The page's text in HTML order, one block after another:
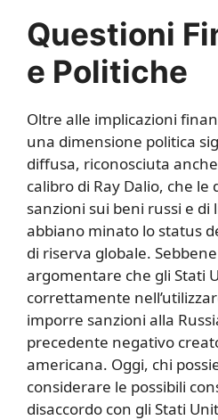
Questioni
e Politiche
Oltre alle implicazioni
una dimensione politica
diffusa, riconosciuta
calibro di Ray Dalio, che
sanzioni sui beni russi e
abbiano minato lo status
di riserva globale.
argomentare che gli Stati
correttamente
imporre sanzioni alla
precedente negativo
americana. Oggi, chi
considerare le possibili
disaccordo con gli Stati